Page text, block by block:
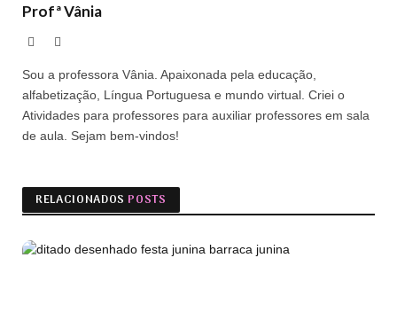
Profª Vânia
Sou a professora Vânia. Apaixonada pela educação,
alfabetização, Língua Portuguesa e mundo virtual. Criei o
Atividades para professores para auxiliar professores em sala
de aula. Sejam bem-vindos!
RELACIONADOS POSTS